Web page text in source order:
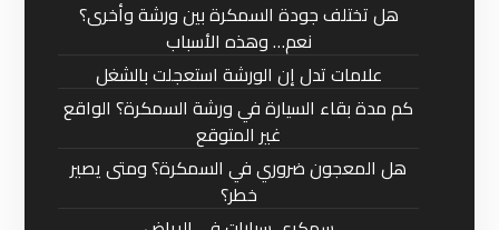
هل تختلف جودة السمكرة بين ورشة وأخرى؟
نعم… وهذه الأسباب
علامات تدل إن الورشة استعجلت بالشغل
كم مدة بقاء السيارة في ورشة السمكرة؟ الواقع
غير المتوقع
هل المعجون ضروري في السمكرة؟ ومتى يصير
خطر؟